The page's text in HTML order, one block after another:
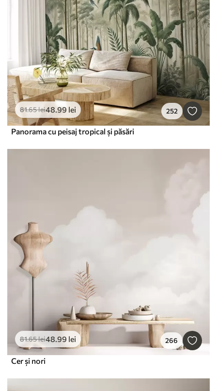
81.65lei48.99 lei 252
Panorama cu peisaj tropical și păsări
81.65lei48.99 lei 266
Cer și nori